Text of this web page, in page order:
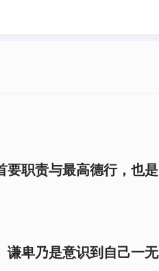
职责与最高德行，也是
谦卑乃是意识到自己一无